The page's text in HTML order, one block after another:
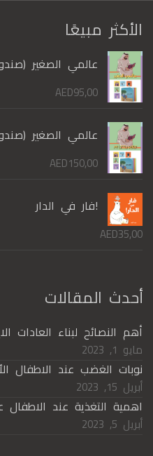
الأكثر مبيعًا
عالمي الصغير (صندوق من 5
AED95,00
عالمي الصغير (صندوق من 5
AED150,00
!فار في الدار
AED35,00
أحدث المقالات
أهم النصائح لبناء العادات
مايو 1, 2023
نوبات الغضب عند الاطفال
أبريل 15, 2023
اهمية التغذية عند الاطفال عمر
أبريل 5, 2023